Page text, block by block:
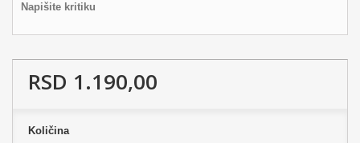
Napišite kritiku
RSD 1.190,00
Količina